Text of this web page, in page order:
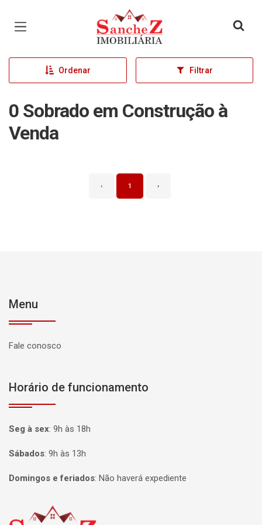
Página inicial
Ordenar Filtrar
0 Sobrado em Construção à
Venda
‹ 1 ›
Menu
Fale conosco
Horário de funcionamento
Seg à sex: 9h às 18h
Sábados: 9h às 13h
Domingos e feriados: Não haverá expediente
Página inicial